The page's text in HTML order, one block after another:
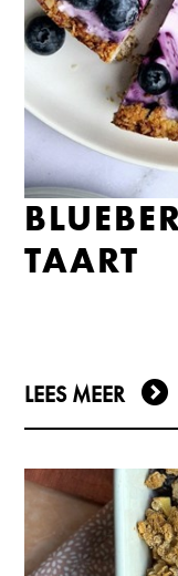
TAART
LEES MEER